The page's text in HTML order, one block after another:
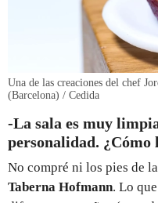
Una de las creaciones del chef
(Barcelona) / Cedida
-La sala es muy
personalidad. ¿Cómo
No compré ni los pies de
Taberna Hofmann. Lo